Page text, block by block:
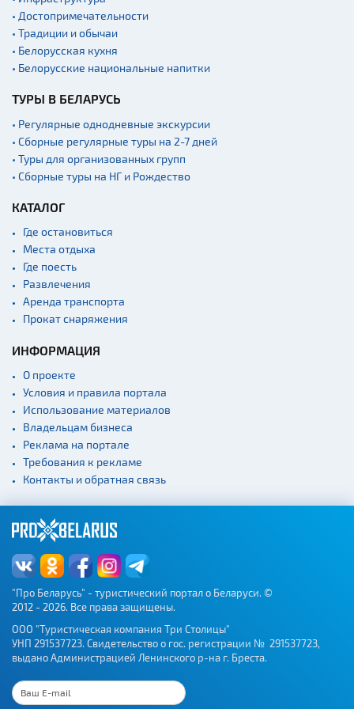
Квесты
Новости
Спортинг-клубы и тиры
Озера и водоемы
Ратуши
Родовые усадьбы
Садово-парковая
архитектура
Памятники
Памятники известным
людям
Кладбище
Костелы
Культурные центры
Национальные парки и
заказники
Концертные залы
Спортивные
сооружения
Аэропорты
Железнодорожные
вокзалы
• Достопримечательности
• Традиции и обычаи
• Белорусская кухня
• Белорусские национальные напитки
ТУРЫ В БЕЛАРУСЬ
• Регулярные однодневные экскурсии
• Сборные регулярные туры на 2-7 дней
• Туры для организованных групп
• Сборные туры на НГ и Рождество
КАТАЛОГ
Где остановиться
Места отдыха
Где поесть
Развлечения
Аренда транспорта
Прокат снаряжения
ИНФОРМАЦИЯ
О проекте
Условия и правила портала
Использование материалов
Владельцам бизнеса
Реклама на портале
Требования к рекламе
Контакты и обратная связь
"Про Беларусь" - туристический портал о Беларуси. ©
2012 - 2026. Все права защищены.
ООО "Туристическая компания Три Столицы"
УНП 291537723. Свидетельство о гос. регистрации № 291537723,
выдано Администрацией Ленинского р-на г. Бреста.